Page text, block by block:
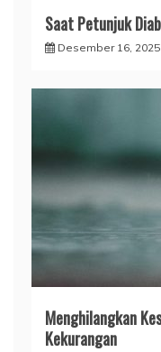
Saat Petunjuk
Desember 16, 2025
Menghilangkan
Kekurangan